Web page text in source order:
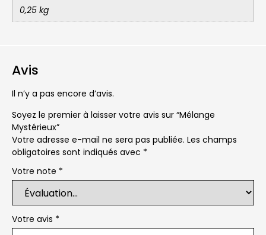
0,25 kg
Avis
Il n’y a pas encore d’avis.
Soyez le premier à laisser votre avis sur “Mélange
Mystérieux”
Votre adresse e-mail ne sera pas publiée. Les champs
obligatoires sont indiqués avec *
Votre note *
Votre avis *